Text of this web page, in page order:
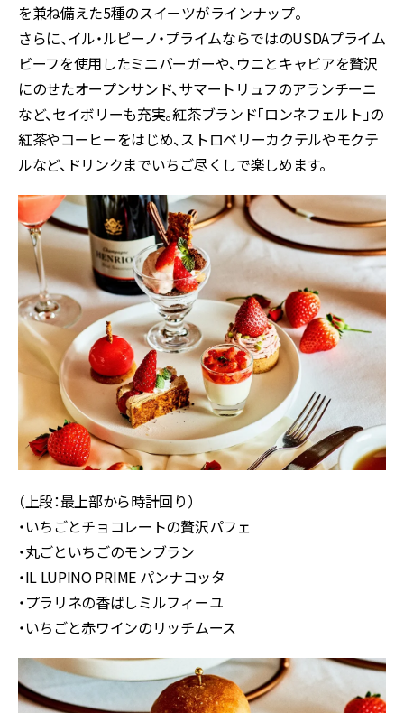
を兼ね備えた5種のスイーツがラインナップ。
さらに、イル・ルピーノ・プライムならではのUSDAプライム
ビーフを使用したミニバーガーや、ウニとキャビアを贅沢
にのせたオープンサンド、サマートリュフのアランチーニ
など、セイボリーも充実。紅茶ブランド「ロンネフェルト」の
紅茶やコーヒーをはじめ、ストロベリーカクテルやモクテ
ルなど、ドリンクまでいちご尽くしで楽しめます。
（上段：最上部から時計回り）
・いちごとチョコレートの贅沢パフェ
・丸ごといちごのモンブラン
・IL LUPINO PRIME パンナコッタ
・プラリネの⾹ばしミルフィーユ
・いちごと⾚ワインのリッチムース